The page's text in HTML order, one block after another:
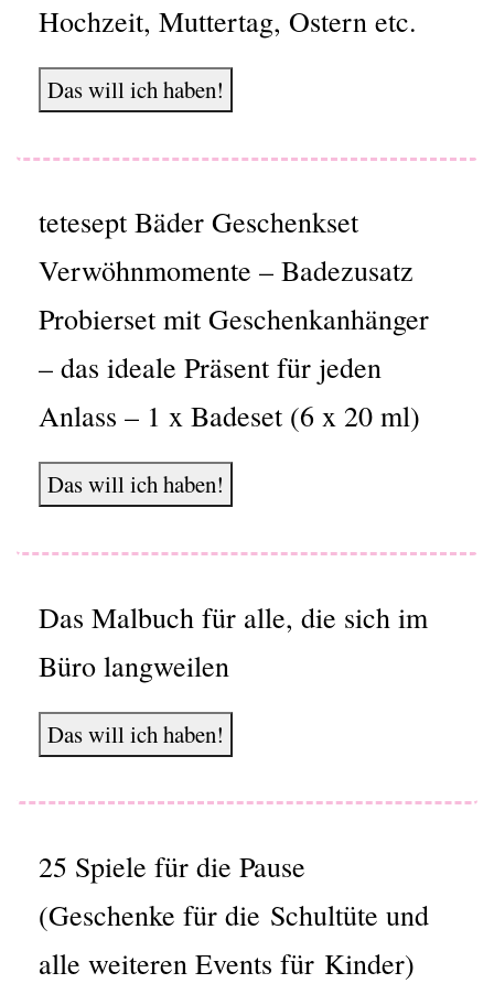
Hochzeit, Muttertag, Ostern etc.
Das will ich haben!
tetesept Bäder Geschenkset
Verwöhnmomente – Badezusatz
Probierset mit Geschenkanhänger
– das ideale Präsent für jeden
Anlass – 1 x Badeset (6 x 20 ml)
Das will ich haben!
Das Malbuch für alle, die sich im
Büro langweilen
Das will ich haben!
25 Spiele für die Pause
(Geschenke für die Schultüte und
alle weiteren Events für Kinder)